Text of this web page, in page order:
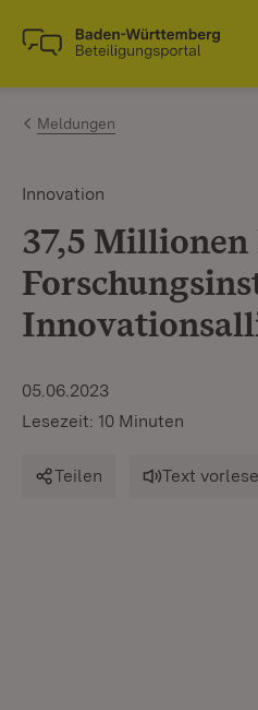
Zum Inhalt springen
Link zur Startseite
Meldungen
Innovation
37,5
05.06.2023
Lesezeit: 10 Minuten
Teilen Text